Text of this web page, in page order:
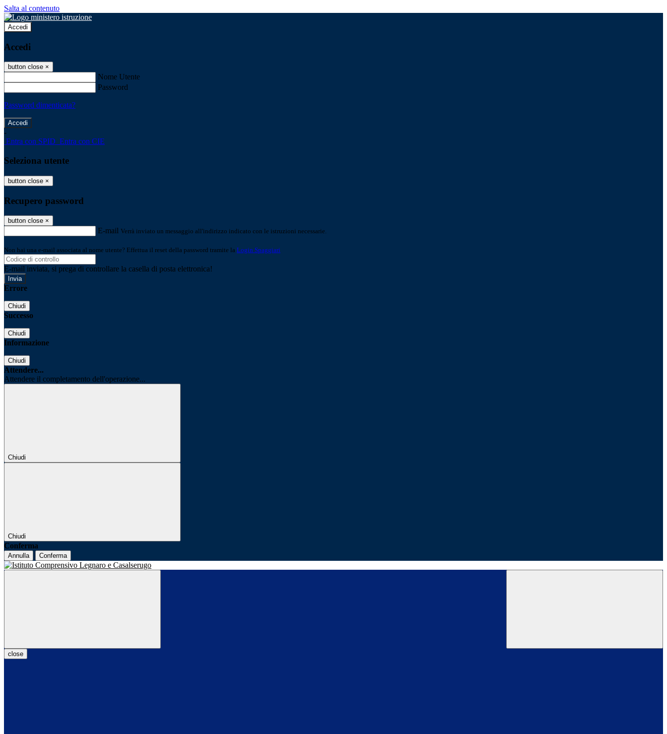
Salta al contenuto
Accedi
Accedi
button close ×
Nome Utente
Password
Password dimenticata?
-
Entra con SPID Entra con CIE
Seleziona utente
button close ×
Recupero password
button close ×
E-mail Verrà inviato un messaggio all'indirizzo indicato con le istruzioni necessarie.
Non hai una e-mail associata al nome utente? Effettua il reset della password tramite la Login Spaggiari
E-mail inviata, si prega di controllare la casella di posta elettronica!
Errore
Chiudi
Successo
Chiudi
Informazione
Chiudi
Attendere...
Attendere il completamento dell'operazione...
Chiudi
Chiudi
Conferma
Annulla Conferma
close